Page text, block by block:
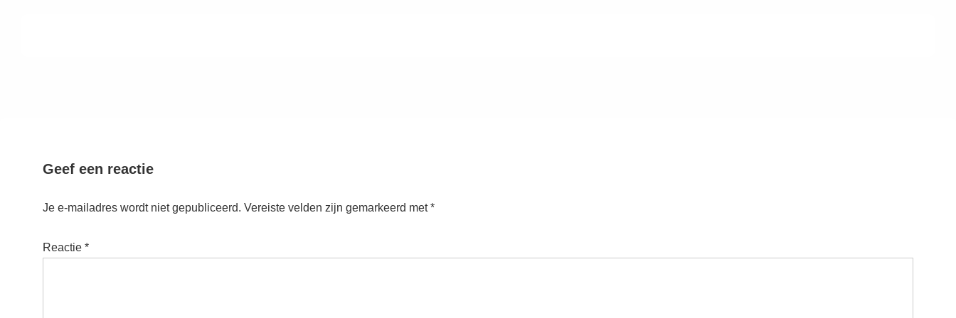
Geef een reactie
Je e-mailadres wordt niet gepubliceerd. Vereiste velden zijn gemarkeerd met*
Reactie *